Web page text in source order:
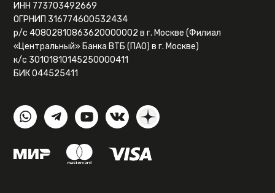
ИНН 773703492669
ОГРНИП 316774600532434
р/с 40802810863620000002 в г. Москве (Филиал
«Центральный» Банка ВТБ (ПАО) в г. Москве)
к/с 30101810145250000411
БИК 044525411